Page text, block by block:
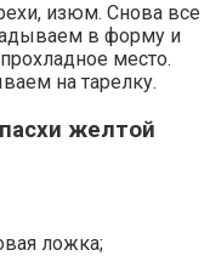
изюм. Снова все
в форму и
место.
на тарелку.
желтой
ложка;